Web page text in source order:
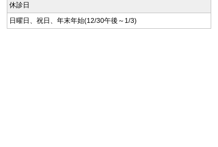
休診日
日曜日、祝日、年末年始(12/30午後～1/3)